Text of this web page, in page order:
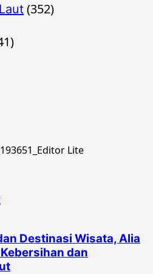
(352)
Destinasi Wisata, Alia
dan